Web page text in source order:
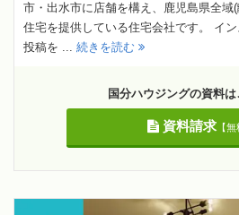
市・出水市に店舗を構え、鹿児島県全域
住宅を提供している住宅会社です。 イ
投稿を ... 続きを読む
国分ハウジングの資料
資料請求【無